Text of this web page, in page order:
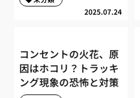
2025.07.24
コンセントの火花、原
因はホコリ？トラッキ
ング現象の恐怖と対策